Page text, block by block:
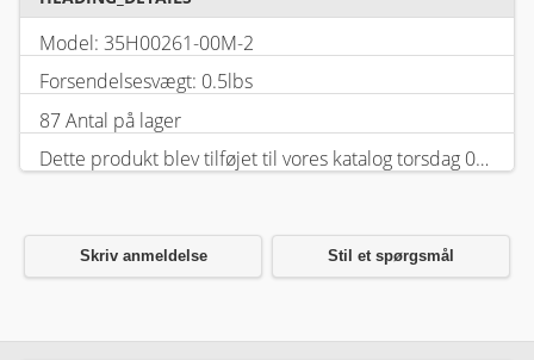
Model: 35H00261-00M-2
Forsendelsesvægt: 0.5lbs
87 Antal på lager
Dette produkt blev tilføjet til vores katalog torsdag 05 februar, 2026.
Skriv anmeldelse Stil et spørgsmål